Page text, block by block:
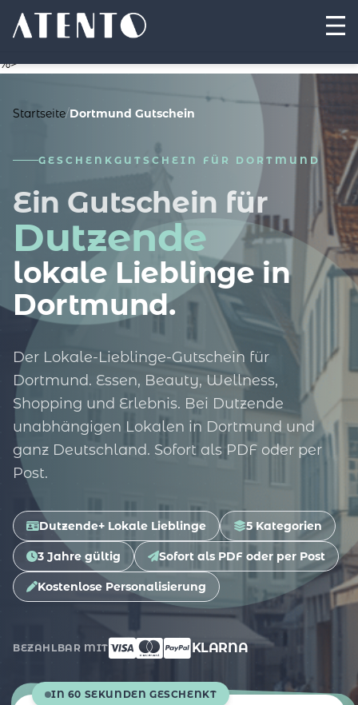
%>
Startseite/Dortmund Gutschein
GESCHENKGUTSCHEIN FÜR DORTMUND
Ein Gutschein für
Dutzende
lokale Lieblinge in
Dortmund.
Der Lokale-Lieblinge-Gutschein für
Dortmund. Essen, Beauty, Wellness,
Shopping und Erlebnis. Bei Dutzende
unabhängigen Lokalen in Dortmund und
ganz Deutschland. Sofort als PDF oder per
Post.
Dutzende+ Lokale Lieblinge 5 Kategorien
3 Jahre gültig Sofort als PDF oder per Post
Kostenlose Personalisierung
BEZAHLBAR MIT KLARNA
IN 60 SEKUNDEN GESCHENKT